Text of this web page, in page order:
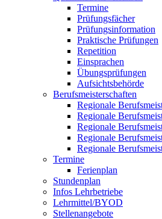
Termine
Prüfungsfächer
Prüfungsinformation
Praktische Prüfungen
Repetition
Einsprachen
Übungsprüfungen
Aufsichtsbehörde
Berufsmeisterschaften
Regionale
Regionale
Regionale
Regionale
Regionale
Termine
Ferienplan
Stundenplan
Infos Lehrbetriebe
Lehrmittel/BYOD
Stellenangebote